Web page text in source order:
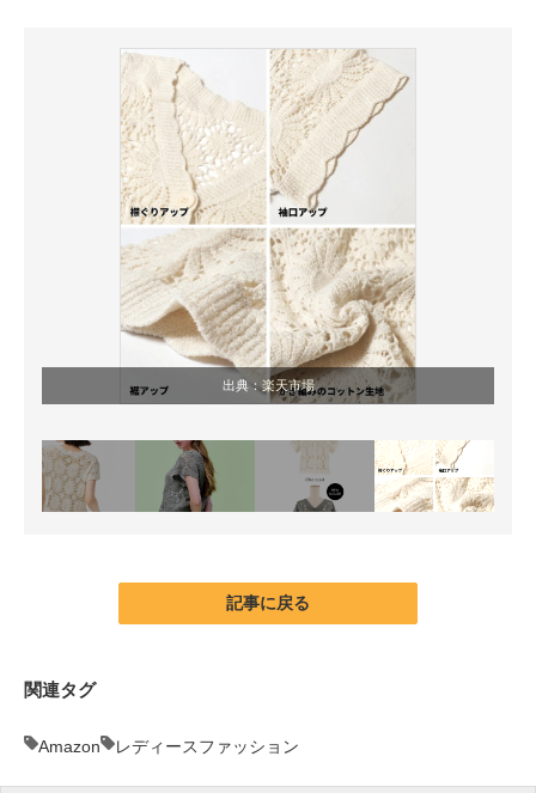
出典： 楽天市場
記事に戻る
関連タグ
Amazon レディースファッション